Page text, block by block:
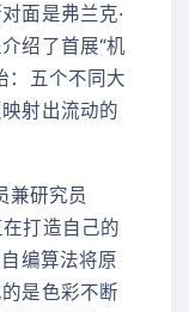
面是弗兰克·
绍了首展“机
：五个不同大
射出流动的
兼研究员
打造自己的
编算法将原
是色彩不断